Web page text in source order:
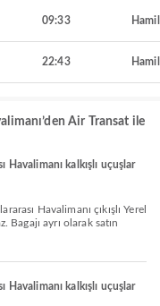
09:33
22:43
Air Transat ile
kalkışlı uçuşlar
ayrı olarak satın
kalkışlı uçuşlar